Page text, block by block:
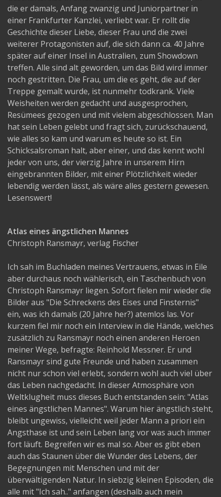
die er damals, Anfang zwanzig und Juniorpartner in
einer Frankfurter Kanzlei, verliebt war. Er rollt die
Geschichte dieser Liebe, dieser Frau und die zwei
weiterer Protagonisten auf, die sich dann ca. 40 Jahre
später auf einer Insel in Australien, zum Showdown
treffen. Alle sind alt geworden, um das Bild wird immer
noch gestritten. Die Frau, um die es geht, die auf der
Treppe gemalt wurde, ist nunmehr todkrank. Viele
Weisheiten werden gedacht und ausgesprochen,
Resümees gezogen und mit vielem abgeschlossen. Man
hat sein Leben gelebt und fragt sich, zurückschauend,
wie alles so kam und warum es heute so ist. Ein
Schicksalsroman halt, aber einer, und das kennt wohl
jeder von uns, der vierzig Jahre in unserem Hirn
eingebrannten Bilder, mit einer Plötzlichkeit wieder
lebendig werden lässt, als wäre alles gestern gewesen.
Lesenswert!
Atlas eines ängstlichen Mannes
Christoph Ransmayr, verlag Fischer
Ich sah im Buchladen meines Vertrauens, etwas in Eile
aber durchaus noch wählerisch, ein Taschenbuch von
Christoph Ransmayr liegen. Sofort fielen mir wieder die
Bilder aus "Die Schreckens des Eises und Finsternis"
ein, was ich damals (20 Jahre her?) atemlos las. Vor
kurzem fiel mir noch ein Interview in die Hände, welches
zusätzlich zu Ransmayr noch einen anderen Heroen
meiner Wege, befragte: Reinhold Messner. Er und
Ransmayr sind gute Freunde und haben zusammen
nicht nur schon viel erlebt, sondern wohl auch viel über
das Leben nachgedacht. In dieser Atmosphäre von
Weltklugheit muss dieses Buch entstanden sein: "Atlas
eines ängstlichen Mannes". Warum hier ängstlich steht,
bleibt ungewiss, vielleicht weil jeder Mann a priori ein
Angsthase ist und sein Leben lang vor was auch immer
fort läuft. Begreifen wir es mal so. Aber es gibt eben
auch das Staunen über die Wunder des Lebens, der
Begegnungen mit Menschen und mit der
überwältigenden Natur. In siebzig kleinen Episoden, die
alle mit "Ich sah.." anfangen (deshalb auch mein